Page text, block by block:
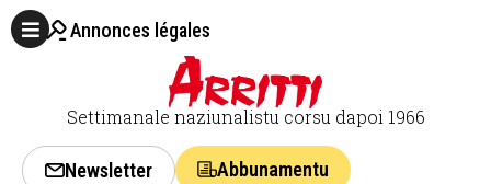
Annonces légales
Settimanale naziunalistu corsu dapoi 1966
Newsletter Abbunamentu